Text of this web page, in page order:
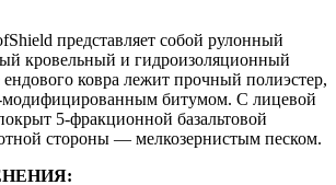
представляет собой рулонный
кровельный и гидроизоляционный
ковра лежит прочный полиэстер,
битумом. С лицевой
5-фракционной базальтовой
стороны — мелкозернистым песком.